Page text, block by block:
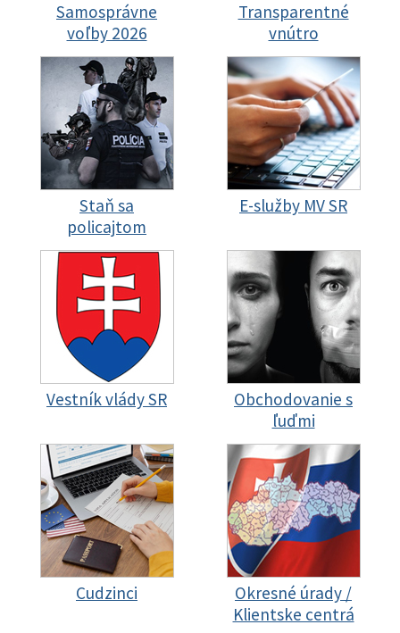
Samosprávne
voľby 2026
Transparentné
vnútro
Staň sa
policajtom
E-služby MV SR
Vestník vlády SR
Obchodovanie s
ľuďmi
Cudzinci
Okresné úrady /
Klientske centrá